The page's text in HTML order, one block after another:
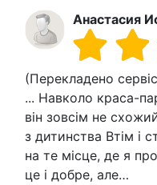
Анастасия
(Перекладено
... Навколо краса-
він зовсім не
з дитинства Втім і
на те місце, де я
це і добре, але…